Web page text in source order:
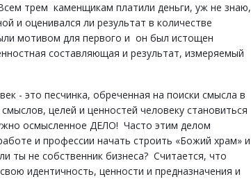
трем каменщикам платили деньги, уж не знаю,
и оценивался ли результат в количестве
мотивом для первого и он был истощен
составляющая и результат, измеряемый
- это песчинка, обреченная на поиски смысла в
целей и ценностей человеку становиться
осмысленное ДЕЛО! Часто этим делом
и профессии начать строить «Божий храм» и
ты не собственник бизнеса? Считается, что
идентичность, ценности и предназначения и